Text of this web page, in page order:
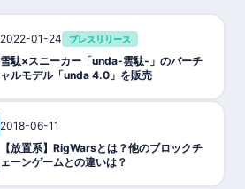
2022-01-24 プレスリリース
雪駄×スニーカー「unda-雲駄-」のバーチ
ャルモデル「unda 4.0」を販売
2018-06-11
【放置系】RigWarsとは？他のブロックチ
ェーンゲームとの違いは？